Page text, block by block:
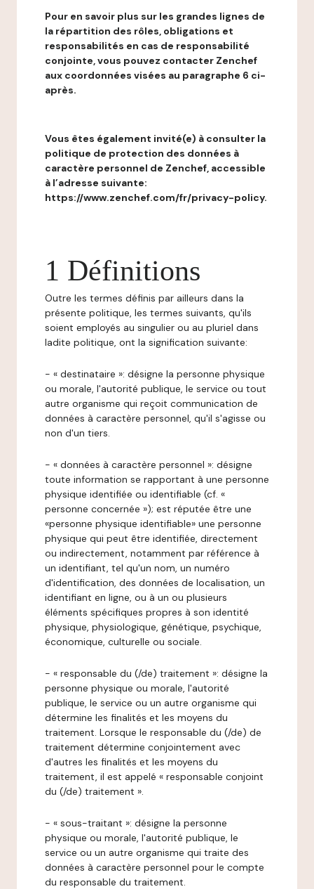
Pour en savoir plus sur les grandes lignes de
la répartition des rôles, obligations et
responsabilités en cas de responsabilité
conjointe, vous pouvez contacter Zenchef
aux coordonnées visées au paragraphe 6 ci-
après.
Vous êtes également invité(e) à consulter la
politique de protection des données à
caractère personnel de Zenchef, accessible
à l’adresse suivante:
https://www.zenchef.com/fr/privacy-policy.
1 Définitions
Outre les termes définis par ailleurs dans la
présente politique, les termes suivants, qu'ils
soient employés au singulier ou au pluriel dans
ladite politique, ont la signification suivante:
- « destinataire »: désigne la personne physique
ou morale, l'autorité publique, le service ou tout
autre organisme qui reçoit communication de
données à caractère personnel, qu'il s'agisse ou
non d'un tiers.
- « données à caractère personnel »: désigne
toute information se rapportant à une personne
physique identifiée ou identifiable (cf. «
personne concernée »); est réputée être une
«personne physique identifiable» une personne
physique qui peut être identifiée, directement
ou indirectement, notamment par référence à
un identifiant, tel qu'un nom, un numéro
d'identification, des données de localisation, un
identifiant en ligne, ou à un ou plusieurs
éléments spécifiques propres à son identité
physique, physiologique, génétique, psychique,
économique, culturelle ou sociale.
- « responsable du (/de) traitement »: désigne la
personne physique ou morale, l'autorité
publique, le service ou un autre organisme qui
détermine les finalités et les moyens du
traitement. Lorsque le responsable du (/de) de
traitement détermine conjointement avec
d'autres les finalités et les moyens du
traitement, il est appelé « responsable conjoint
du (/de) traitement ».
- « sous-traitant »: désigne la personne
physique ou morale, l'autorité publique, le
service ou un autre organisme qui traite des
données à caractère personnel pour le compte
du responsable du traitement.